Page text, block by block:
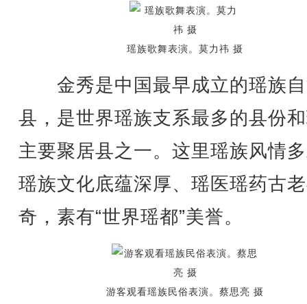
瑶族歌舞表演。莫力祎 摄
金秀是中国最早成立的瑶族
县，是世界瑶族支系最多的县份
主要聚居县之一。这里瑶族风情
瑶族文化底蕴深厚、瑶医瑶药古
奇，素有“世界瑶都”美誉。
游客观看瑶族民俗表演。蔡思亮 摄